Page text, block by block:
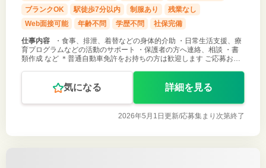
ブランクOK
駅徒歩7分以内 制服あり
残業なし
Web面接可能
年齢不問 学歴不問 社保完備
仕事内容
・食事、排泄、着替などの身体的介助 ・日常生活支援、療
育プログラムなどの活動のサポート ・保護者の方へ連絡、相談 ・書
類作成 など ＊普通自動車免許をお持ちの方は歓迎します ご応募お待
気になる 詳細を見る
2026年5月1日更新/応募集まり次第終了